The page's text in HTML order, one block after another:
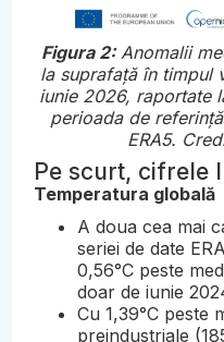
Figura 2:Anomalii
la suprafață în timpul
iunie 2026, raportate
perioada de
ERA5.
Pe scurt, cifrele
Temperatura globală
A doua cea mai
seriei de date
0,56°C peste
doar de iunie
Cu 1,39°C peste
preindustriale